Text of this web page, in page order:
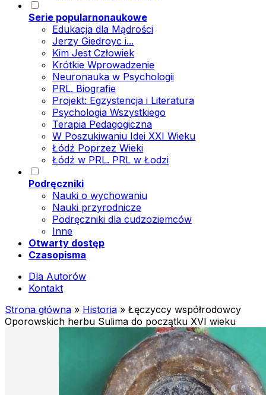
Serie popularnonaukowe
Edukacja dla Mądrości
Jerzy Giedroyc i...
Kim Jest Człowiek
Krótkie Wprowadzenie
Neuronauka w Psychologii
PRL. Biografie
Projekt: Egzystencja i Literatura
Psychologia Wszystkiego
Terapia Pedagogiczna
W Poszukiwaniu Idei XXI Wieku
Łódź Poprzez Wieki
Łódź w PRL. PRL w Łodzi
Podręczniki
Nauki o wychowaniu
Nauki przyrodnicze
Podręczniki dla cudzoziemców
Inne
Otwarty dostęp
Czasopisma
Dla Autorów
Kontakt
Strona główna » Historia » Łęczyccy współrodowcy
Oporowskich herbu Sulima do początku XVI wieku